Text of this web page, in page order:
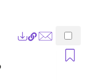
Lien
permanent
(Nouvelle
Envoyer